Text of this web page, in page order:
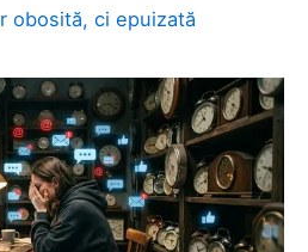
obosită, ci epuizată